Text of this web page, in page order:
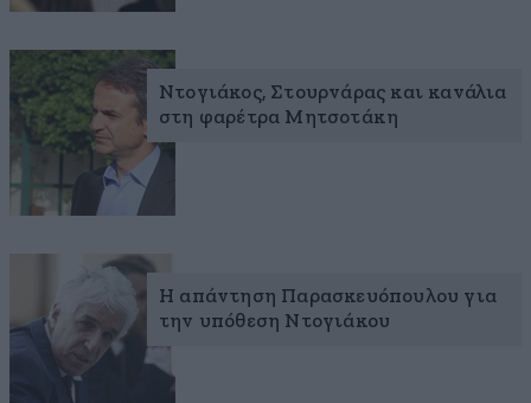
Ντογιάκος, Στουρνάρας και κανάλια
στη φαρέτρα Μητσοτάκη
Η απάντηση Παρασκευόπουλου για
την υπόθεση Ντογιάκου